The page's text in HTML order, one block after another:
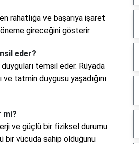
rahatlığa ve başarıya işaret
gireceğini gösterir.
eder?
temsil eder. Rüyada
ve tatmin duygusu yaşadığını
mi?
ve güçlü bir fiziksel durumu
bir vücuda sahip olduğunu